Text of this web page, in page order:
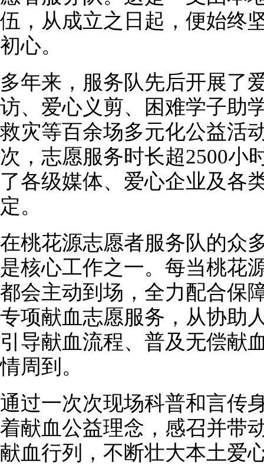
伍，从成立之日起，便始终
初心。
多年来，服务队先后开展了
访、爱心义剪、困难学子助
救灾等百余场多元化公益活
次，志愿服务时长超2500小
了各级媒体、爱心企业及各
定。
在桃花源志愿者服务队的众
是核心工作之一。每当桃花
都会主动到场，全力配合保
专项献血志愿服务，从协助
引导献血流程、普及无偿献
情周到。
通过一次次现场科普和言传
着献血公益理念，感召并带
献血行列，不断壮大本土爱